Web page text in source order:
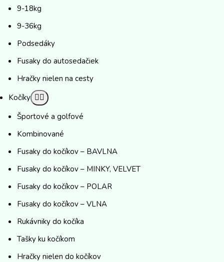
9-18kg
9-36kg
Podsedáky
Fusaky do autosedačiek
Hračky nielen na cesty
Kočíky
Športové a golfové
Kombinované
Fusaky do kočíkov – BAVLNA
Fusaky do kočíkov – MINKY, VELVET
Fusaky do kočíkov – POLAR
Fusaky do kočíkov – VLNA
Rukávniky do kočíka
Tašky ku kočíkom
Hračky nielen do kočíkov